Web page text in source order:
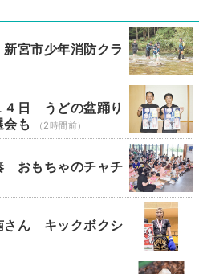
宮市少年消防クラ
日 うどの盆踊り
も
（2時間前）
おもちゃのチャチ
ん キックボクシ